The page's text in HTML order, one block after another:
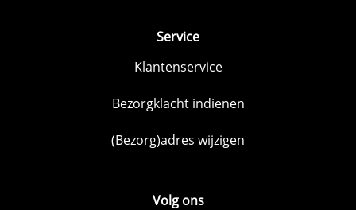
Service
Klantenservice
Bezorgklacht indienen
(Bezorg)adres wijzigen
Volg ons